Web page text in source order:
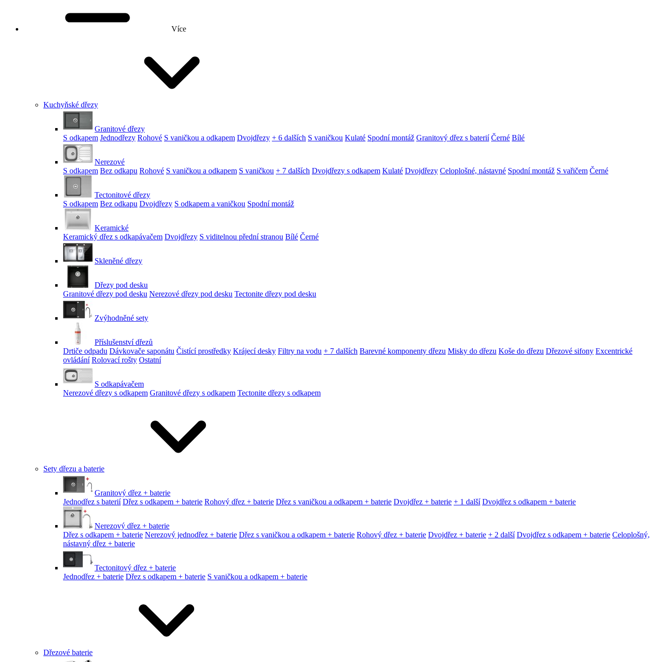
Více
Kuchyňské dřezy
Granitové dřezy
S odkapem Jednodřezy Rohové S vaničkou a odkapem Dvojdřezy + 6 dalších S vaničkou Kulaté Spodní montáž Granitový dřez s baterií Černé Bílé
Nerezové
S odkapem Bez odkapu Rohové S vaničkou a odkapem S vaničkou + 7 dalších Dvojdřezy s odkapem Kulaté Dvojdřezy Celoplošné, nástavné Spodní montáž S vařičem Černé
Tectonitové dřezy
S odkapem Bez odkapu Dvojdřezy S odkapem a vaničkou Spodní montáž
Keramické
Keramický dřez s odkapávačem Dvojdřezy S viditelnou přední stranou Bílé Černé
Skleněné dřezy
Dřezy pod desku
Granitové dřezy pod desku Nerezové dřezy pod desku Tectonite dřezy pod desku
Zvýhodněné sety
Příslušenství dřezů
Drtiče odpadu Dávkovače saponátu Čistící prostředky Krájecí desky Filtry na vodu + 7 dalších Barevné komponenty dřezu Misky do dřezu Koše do dřezu Dřezové sifony Excentrické
ovládání Rolovací rošty Ostatní
S odkapávačem
Nerezové dřezy s odkapem Granitové dřezy s odkapem Tectonite dřezy s odkapem
Sety dřezu a baterie
Granitový dřez + baterie
Jednodřez s baterií Dřez s odkapem + baterie Rohový dřez + baterie Dřez s vaničkou a odkapem + baterie Dvojdřez + baterie + 1 další Dvojdřez s odkapem + baterie
Nerezový dřez + baterie
Dřez s odkapem + baterie Nerezový jednodřez + baterie Dřez s vaničkou a odkapem + baterie Rohový dřez + baterie Dvojdřez + baterie + 2 další Dvojdřez s odkapem + baterie Celoplošný,
nástavný dřez + baterie
Tectonitový dřez + baterie
Jednodřez + baterie Dřez s odkapem + baterie S vaničkou a odkapem + baterie
Dřezové baterie